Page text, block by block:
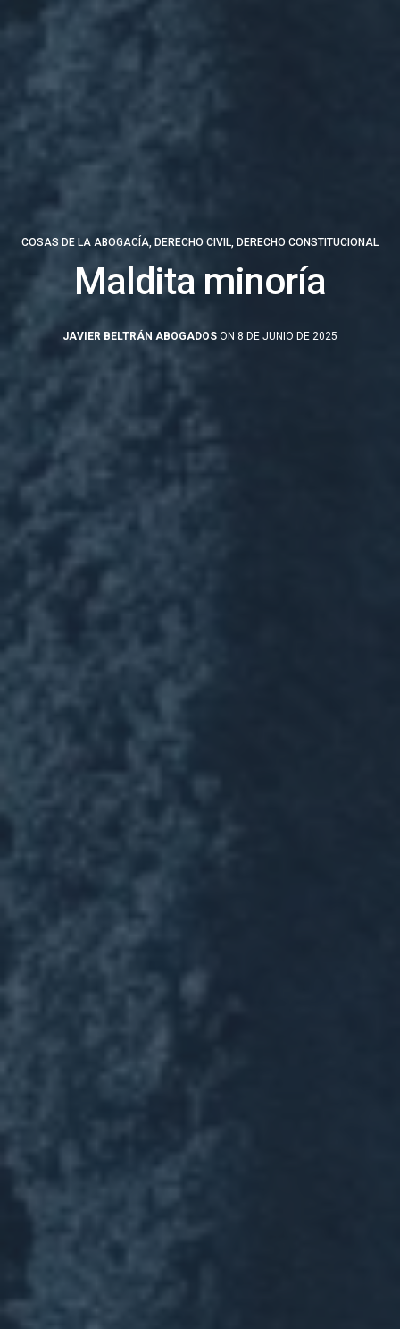
COSAS DE LA ABOGACÍA, DERECHO CIVIL, DERECHO CONSTITUCIONAL
Maldita minoría
JAVIER BELTRÁN ABOGADOS ON 8 DE JUNIO DE 2025